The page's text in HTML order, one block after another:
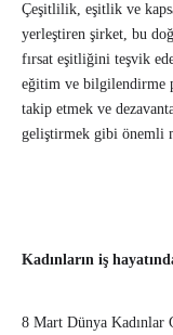
Çeşitlilik, eşitlik ve
yerleştiren şirket, bu
fırsat eşitliğini teşvik
eğitim ve bilgilendirme
takip etmek ve
geliştirmek gibi önemli
Kadınların iş
8 Mart Dünya Kadınlar